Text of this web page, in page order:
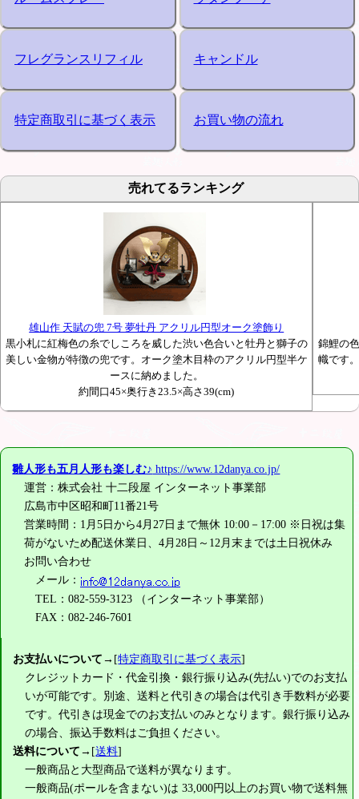
フレグランスリフィル キャンドル
特定商取引に基づく表示 お買い物の流れ
売れてるランキング
雄山作 天賦の兜 7号 夢牡丹 アクリル円型オーク塗飾り
黒小札に紅梅色の糸でしころを威した渋い色合いと牡丹と獅子の
美しい金物が特徴の兜です。オーク塗木目枠のアクリル円型半ケ
ースに納めました。
約間口45×奥行き23.5×高さ39(cm)
錦鯉の
幟です
雛人形も五月人形も楽しむ♪ https://www.12danya.co.jp/
運営：株式会社 十二段屋 インターネット事業部
広島市中区昭和町11番21号
営業時間：1月5日から4月27日まで無休 10:00－17:00 ※日祝は集
荷がないため配送休業日、4月28日～12月末までは土日祝休み
お問い合わせ
メール：
TEL：082-559-3123 （インターネット事業部）
FAX：082-246-7601
お支払いについて→[特定商取引に基づく表示]
クレジットカード・代金引換・銀行振り込み(先払い)でのお支払
いが可能です。別途、送料と代引きの場合は代引き手数料が必要
です。代引きは現金でのお支払いのみとなります。銀行振り込み
の場合、振込手数料はご負担ください。
送料について→[送料]
一般商品と大型商品で送料が異なります。
一般商品(ポールを含まない)は 33,000円 以上のお買い物で送料無